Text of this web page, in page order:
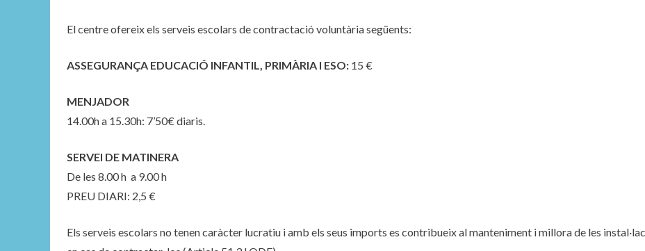
El centre ofereix els serveis escolars de contractació voluntària següents:
ASSEGURANÇA EDUCACIÓ INFANTIL, PRIMÀRIA I ESO:15 €
MENJADOR
14.00h a 15.30h: 7’50€ diaris.
SERVEI DE MATINERA
De les 8.00 h a 9.00 h
PREU DIARI: 2,5 €
Els serveis escolars no tenen caràcter lucratiu i amb els seus imports es contribueix al manteniment i millora de les